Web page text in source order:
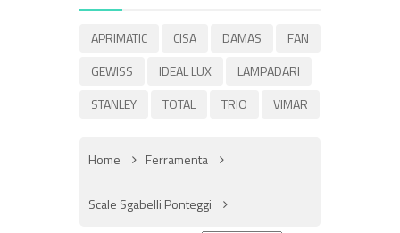
APRIMATIC CISA DAMAS
FAN
GEWISS
IDEAL LUX
LAMPADARI
STANLEY
TOTAL TRIO VIMAR
Home Ferramenta
Scale Sgabelli Ponteggi